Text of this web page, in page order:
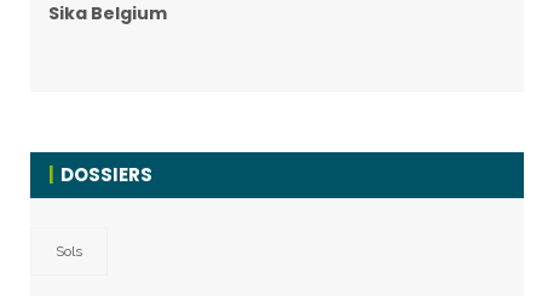
Sika Belgium
DOSSIERS
Sols